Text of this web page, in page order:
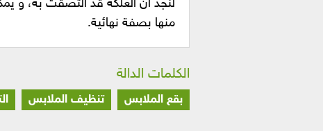
لنجد أن العلكة قد التصقت به، و
منها بصفة نهائية.
الكلمات الدالة
بقع الملابس تنظيف الملابس